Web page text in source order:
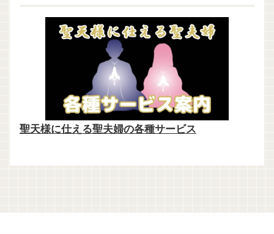
聖天様に仕える聖夫婦の各種サービス